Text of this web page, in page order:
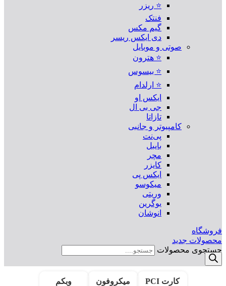
⭐ ریزر
فنتک
گیم مکس
دی ایکس ریسر
صوتی و موبایل
⭐ هترون
⭐ بیسوس
⭐ ارلدام
ایکس او
جی بی ال
تازاتا
کامپیوتر و جانبی
پی‌نت
بایبل
مچر
کایزر
ایکس پی
میکوسو
وریتی
یوگرین
انوشان
فروشگاه
محصولات جدید
جستجوی محصولات
کارت PCI میکروفون وبکم